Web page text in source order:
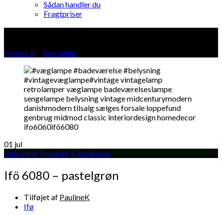
Sådan handler du
Fragtpriser
Pauline K Belysning
01 jul
Belysning Produkt Væglamper
Ifö 6080 – pastelgrøn
Tilføjet af PaulineK
Ifø